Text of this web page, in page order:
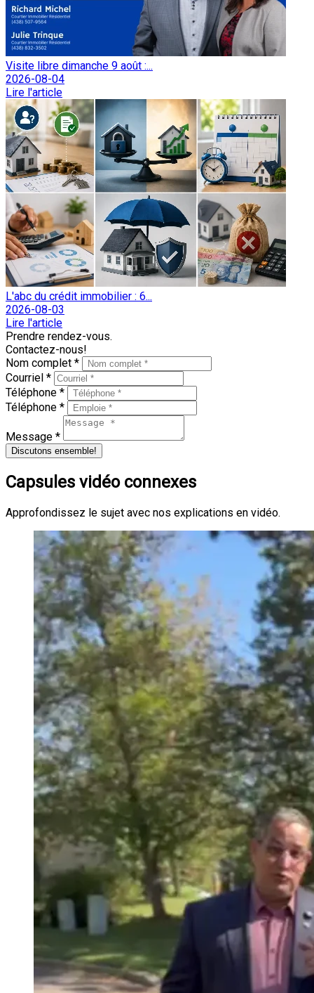
Visite libre dimanche 9 août :...
2026-08-04
Lire l'article
L'abc du crédit immobilier : 6...
2026-08-03
Lire l'article
Prendre rendez-vous.
Contactez-nous!
Nom complet *
Courriel *
Téléphone *
Téléphone *
Message *
Discutons ensemble!
Capsules vidéo connexes
Approfondissez le sujet avec nos explications en vidéo.